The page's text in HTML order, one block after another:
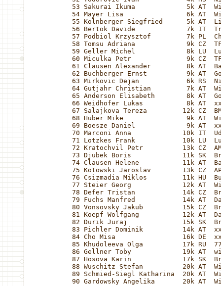
53 Sakurai Ikuma             5k AT
54 Mayer Lisa                6k AT
55 Kolnberger Siegfried      5k
56 Bertok Davide             7k IT
57 Podbiol Krzysztof         7k PL
58 Tomsu Adriana             9k CZ
59 Geller Michel             8k LU
60 Miculka Petr              9k CZ
61 Clausen Alexander         8k
62 Buchberger Ernst          9k AT
63 Mirkovic Dejan            6k RS
64 Gutjahr Christian         7k AT
65 Anderson Elisabeth        8k
66 Weidhofer Lukas           8k
67 Salajkova Tereza         12k CZ
68 Huber Mike                9k
69 Boesze Daniel             9k AT
70 Marconi Anna             10k IT
71 Lotzkes Frank            10k LU
72 Kratochvil Petr          13k CZ
73 Djubek Boris             11k SK
74 Clausen Helene           11k
75 Kotowski Jaroslav        13k CZ
76 Csizmadia Miklos         11k
77 Steier Georg             12k AT
78 Defer Tristan            14k CZ
79 Fuchs Manfred            14k AT
80 Vonsovsky Jakub          15k
81 Koepf Wolfgang           12k
82 Durik Juraj              15k SK
83 Pichler Dominik          14k
84 Cho Misa                 16k DE
85 Khudoleeva Olga          17k
86 Gellner Toby             19k AT
87 Hosova Karin             17k SK
88 Wuschitz Stefan          20k
89 Schmied-Siegl Katharina  20k
90 Gardowsky Angelika       20k